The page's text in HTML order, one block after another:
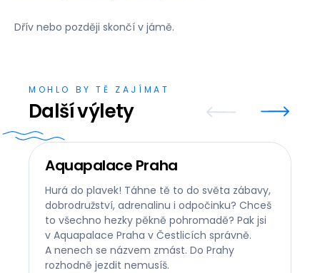
Dřív nebo později skončí v jámě.
MOHLO BY TĚ ZAJÍMAT
Další výlety
Aquapalace Praha
Hurá do plavek! Táhne tě to do světa zábavy,
dobrodružství, adrenalinu i odpočinku? Chceš
to všechno hezky pěkně pohromadě? Pak jsi
v Aquapalace Praha v Čestlicích správně.
A nenech se názvem zmást. Do Prahy
rozhodně jezdit nemusíš.